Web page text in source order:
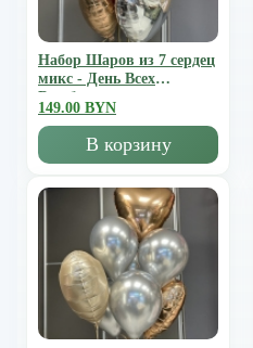
Набор Шаров из 7 сердец
микс - День Всех
Влюбленных
149.00 BYN
В корзину